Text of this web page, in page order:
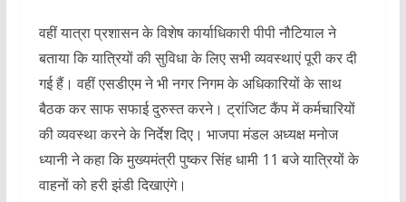
वहीं यात्रा प्रशासन के विशेष कार्याधिकारी पीपी नौटियाल ने
बताया कि यात्रियों की सुविधा के लिए सभी व्यवस्थाएं पूरी कर दी
गई हैं। वहीं एसडीएम ने भी नगर निगम के अधिकारियों के साथ
बैठक कर साफ सफाई दुरुस्त करने। ट्रांजिट कैंप में कर्मचारियों
की व्यवस्था करने के निर्देश दिए। भाजपा मंडल अध्यक्ष मनोज
ध्यानी ने कहा कि मुख्यमंत्री पुष्कर सिंह धामी 11 बजे यात्रियों के
वाहनों को हरी झंडी दिखाएंगे।